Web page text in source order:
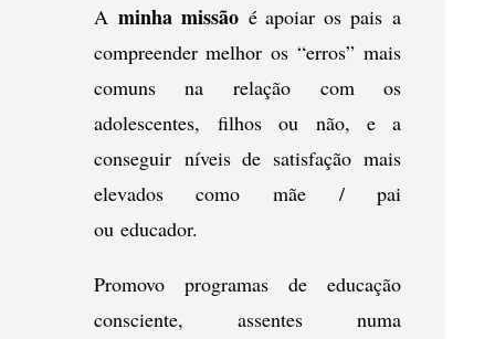
A minha missão é apoiar os pais a
compreender melhor os “erros” mais
comuns na relação com os
adolescentes, filhos ou não, e a
conseguir níveis de satisfação mais
elevados como mãe / pai
ou educador.
Promovo programas de educação
consciente, assentes numa